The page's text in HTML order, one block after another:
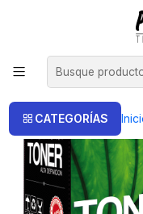
CATEGORÍAS
📦 Envío
TN319 Yellow